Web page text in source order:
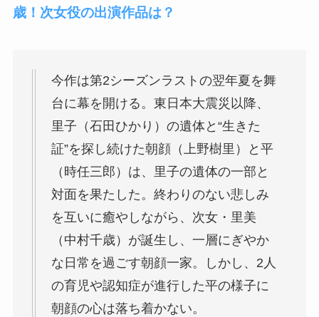
歳！次女役の出演作品は？
今作は第2シーズンラストの翌年夏を舞
台に幕を開ける。東日本大震災以降、
里子（石田ひかり）の遺体と“生きた
証”を探し続けた朝顔（上野樹里）と平
（時任三郎）は、里子の遺体の一部と
対面を果たした。終わりのない悲しみ
を互いに癒やしながら、次女・里美
（中村千歳）が誕生し、一層にぎやか
な日常を過ごす朝顔一家。しかし、2人
の育児や認知症が進行した平の様子に
朝顔の心は落ち着かない。